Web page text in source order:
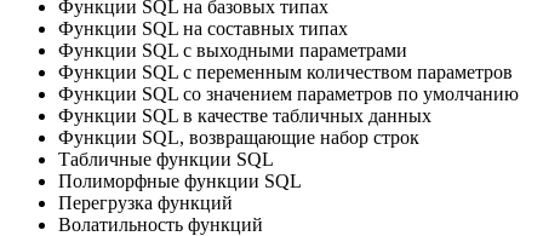
Функции SQL на базовых типах
Функции SQL на составных типах
Функции SQL с выходными параметрами
Функции SQL с переменным количеством параметров
Функции SQL со значением параметров по умолчанию
Функции SQL в качестве табличных данных
Функции SQL, возвращающие набор строк
Табличные функции SQL
Полиморфные функции SQL
Перегрузка функций
Волатильность функций